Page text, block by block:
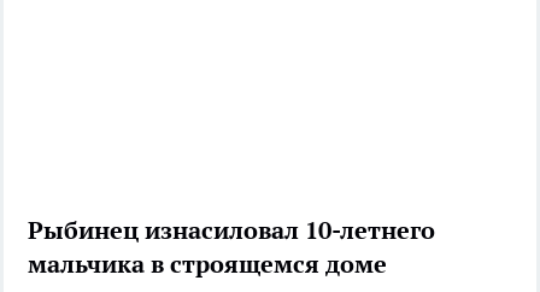
Рыбинец изнасиловал 10-летнего
мальчика в строящемся доме